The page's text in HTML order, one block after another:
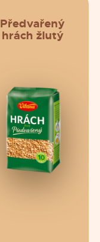
Předvařený
hrách žlutý